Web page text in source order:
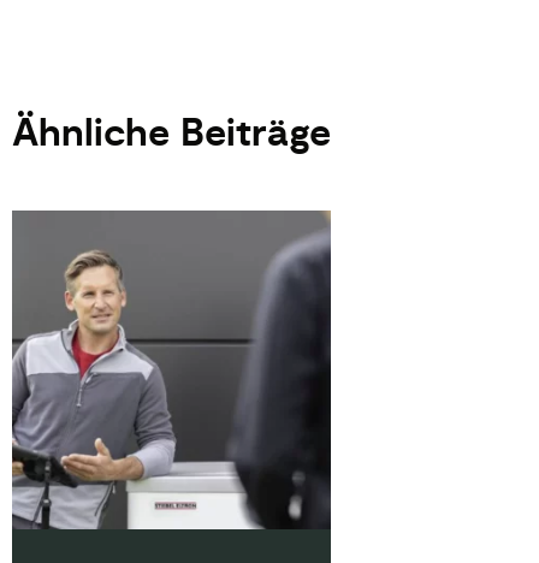
Ähnliche Beiträge